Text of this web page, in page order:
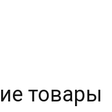
товары